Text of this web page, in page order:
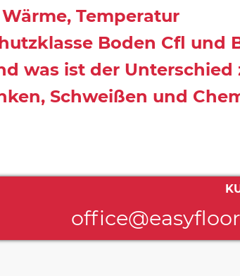
Temperatur
Boden Cfl und
was ist der
Schweißen und